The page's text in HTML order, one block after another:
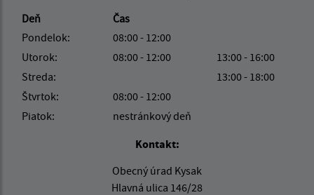
Deň
Čas
Pondelok:
08:00 - 12:00
Utorok:
08:00 - 12:00
13:00 - 16:00
Streda:
13:00 - 18:00
Štvrtok:
08:00 - 12:00
Piatok:
nestránkový deň
Kontakt:
Obecný úrad Kysak
Hlavná ulica 146/28